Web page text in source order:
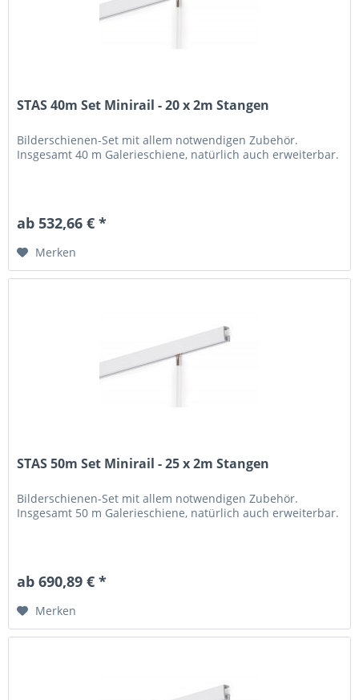
STAS 40m Set Minirail - 20 x 2m Stangen
Bilderschienen-Set mit allem notwendigen Zubehör.
Insgesamt 40 m Galerieschiene, natürlich auch erweiterbar.
ab 532,66 € *
Merken
STAS 50m Set Minirail - 25 x 2m Stangen
Bilderschienen-Set mit allem notwendigen Zubehör.
Insgesamt 50 m Galerieschiene, natürlich auch erweiterbar.
ab 690,89 € *
Merken